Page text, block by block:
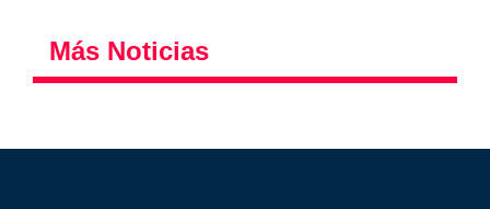
Más Noticias